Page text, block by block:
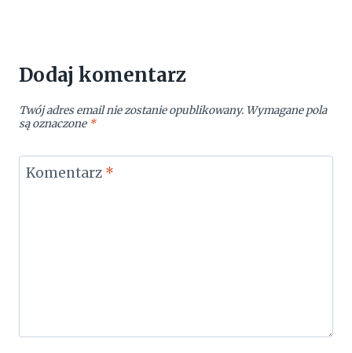
Dodaj komentarz
Twój adres email nie zostanie opublikowany. Wymagane pola
są oznaczone *
Komentarz *